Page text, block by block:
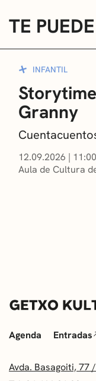
TE
INFANTIL
Granny
12.09.2026 | 11:00
Aula de Cultura
Agenda Entradas
Avda. Basagoiti, 77